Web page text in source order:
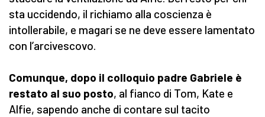
sta uccidendo, il richiamo alla coscienza è
intollerabile, e magari se ne deve essere lamentato
con l’arcivescovo.
Comunque, dopo il colloquio padre Gabriele è
restato al suo posto, al fianco di Tom, Kate e
Alfie, sapendo anche di contare sul tacito